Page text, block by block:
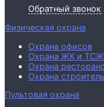
Обратный звонок
Физическая охрана
Охрана офисов
Охрана ЖК и ТСЖ
Охрана
Охрана
Пультовая охрана